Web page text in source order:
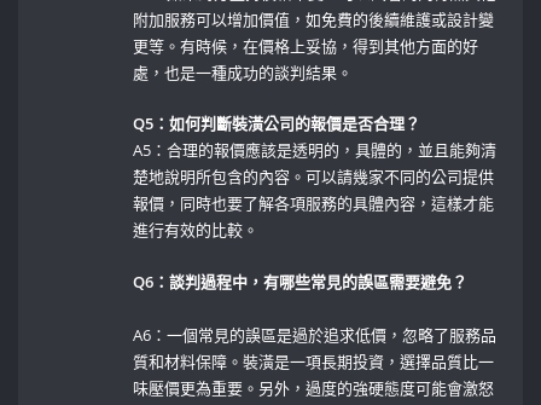
附加服務可以增加價值，如免費的後續維護或設計變
更等。有時候，在價格上妥協，得到其他方面的好
處，也是一種成功的談判結果。
Q5：如何判斷裝潢公司的報價是否合理？
A5：合理的報價應該是透明的，具體的，並且能夠清
楚地說明所包含的內容。可以請幾家不同的公司提供
報價，同時也要了解各項服務的具體內容，這樣才能
進行有效的比較。
Q6：談判過程中，有哪些常見的誤區需要避免？
A6：一個常見的誤區是過於追求低價，忽略了服務品
質和材料保障。裝潢是一項長期投資，選擇品質比一
味壓價更為重要。另外，過度的強硬態度可能會激怒